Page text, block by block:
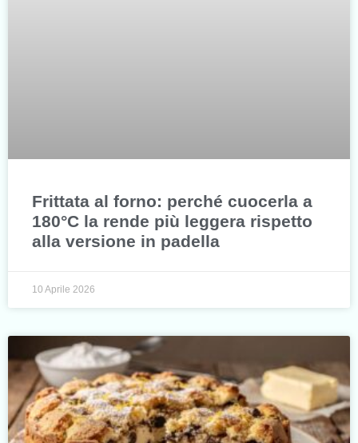
Frittata al forno: perché cuocerla a
180°C la rende più leggera rispetto
alla versione in padella
10 Aprile 2026